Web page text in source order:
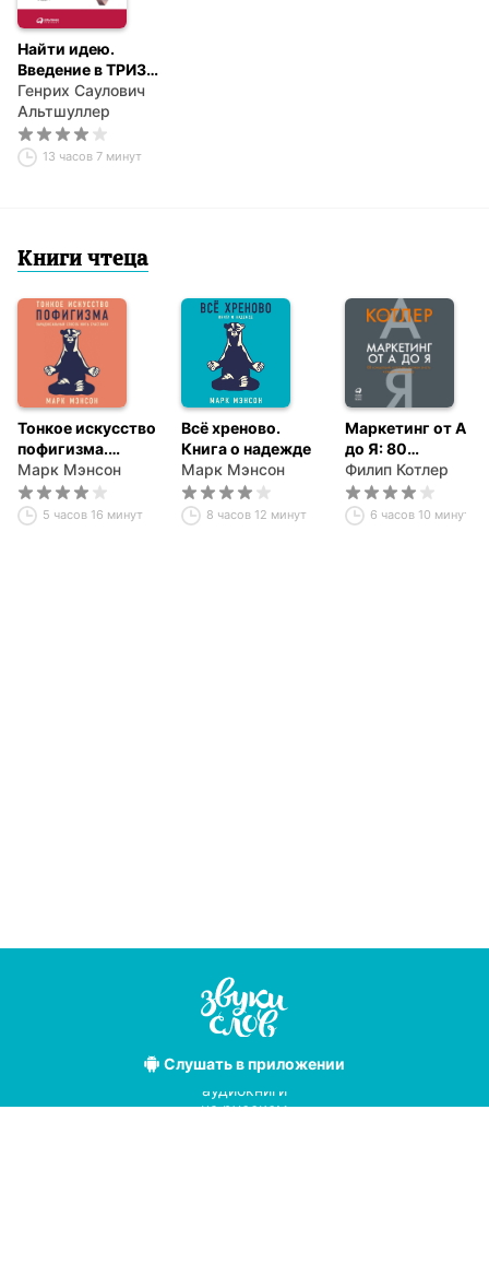
Найти идею.
Введение в ТРИЗ –
теорию решения
изобретательских
задач
Генрих Саулович
Альтшуллер
13 часов 7 минут
Книги чтеца
Тонкое искусство
пофигизма.
Парадоксальный
способ жить
счастливо
Марк Мэнсон
5 часов 16 минут
Всё хреново.
Книга о надежде
Марк Мэнсон
8 часов 12 минут
Маркетинг от А
до Я: 80
концепций,
которые должен
знать каждый
менеджер
Филип Котлер
6 часов 10 минут
Слушатьв приложении
Лучшие
аудиокниги
на русском